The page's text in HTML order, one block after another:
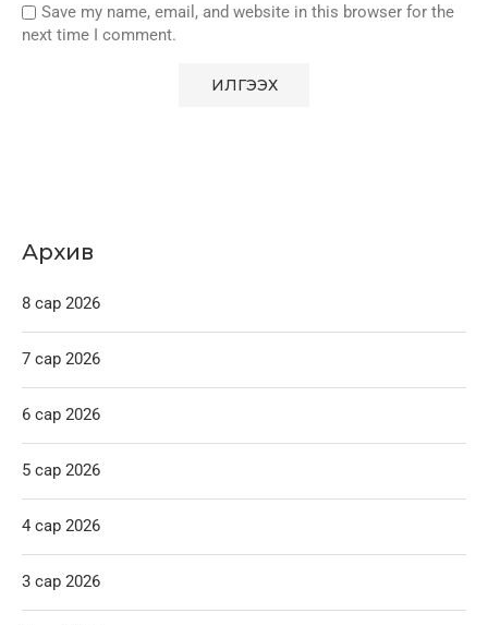
Save my name, email, and website in this browser for the
next time I comment.
Архив
8 сар 2026
7 сар 2026
6 сар 2026
5 сар 2026
4 сар 2026
3 сар 2026